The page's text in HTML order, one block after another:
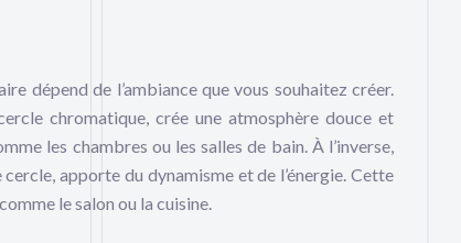
dépend de l’ambiance que vous souhaitez créer.
chromatique, crée une atmosphère douce et
les chambres ou les salles de bain. À l’inverse,
apporte du dynamisme et de l’énergie. Cette
le salon ou la cuisine.